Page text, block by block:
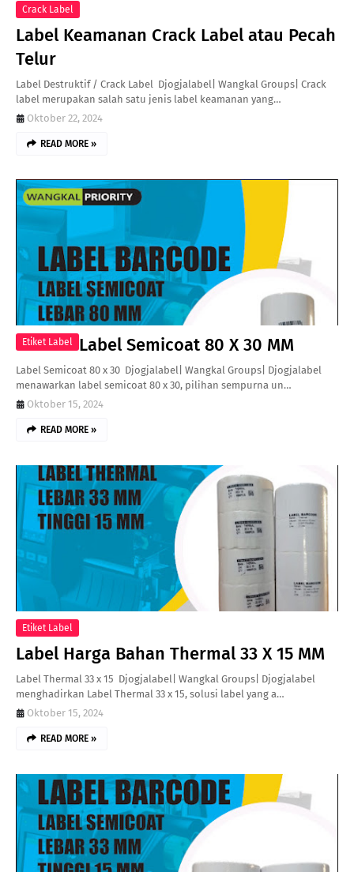
Crack Label
Label Keamanan Crack Label atau Pecah
Telur
Label Destruktif / Crack Label Djogjalabel| Wangkal Groups| Crack
label merupakan salah satu jenis label keamanan yang…
Oktober 22, 2024
READ MORE »
Etiket Label Label Semicoat 80 X 30 MM
Label Semicoat 80 x 30 Djogjalabel| Wangkal Groups| Djogjalabel
menawarkan label semicoat 80 x 30, pilihan sempurna un…
Oktober 15, 2024
READ MORE »
Etiket Label
Label Harga Bahan Thermal 33 X 15 MM
Label Thermal 33 x 15 Djogjalabel| Wangkal Groups| Djogjalabel
menghadirkan Label Thermal 33 x 15, solusi label yang a…
Oktober 15, 2024
READ MORE »